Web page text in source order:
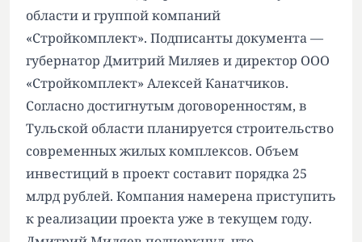
области и группой компаний
«Стройкомплект». Подписанты документа —
губернатор Дмитрий Миляев и директор ООО
«Стройкомплект» Алексей Канатчиков.
Согласно достигнутым договоренностям, в
Тульской области планируется строительство
современных жилых комплексов. Объем
инвестиций в проект составит порядка 25
млрд рублей. Компания намерена приступить
к реализации проекта уже в текущем году.